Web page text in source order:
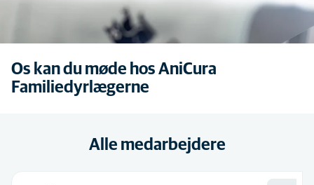
Os kan du møde hos AniCura
Familiedyrlægerne
Alle medarbejdere